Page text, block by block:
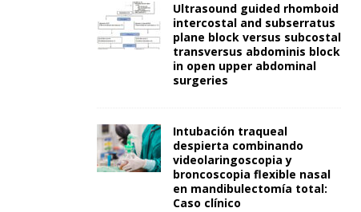
Ultrasound guided rhomboid
intercostal and subserratus
plane block versus subcostal
transversus abdominis block
in open upper abdominal
surgeries
Intubación traqueal
despierta combinando
videolaringoscopia y
broncoscopia flexible nasal
en mandibulectomía total:
Caso clínico